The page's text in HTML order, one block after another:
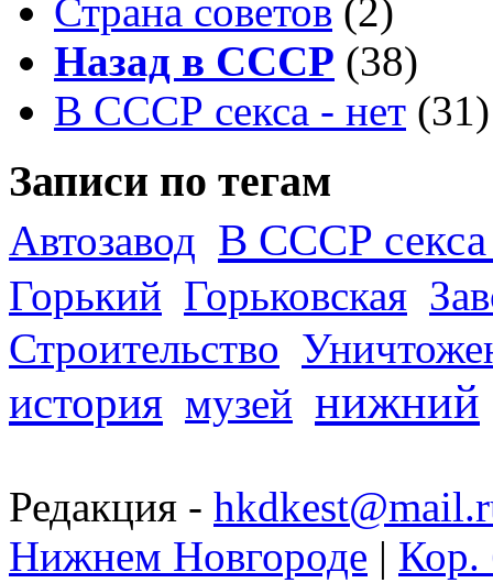
Страна советов (2)
Назад в СССР (38)
В СССР секса - нет (31)
Записи по тегам
Автозавод В СССР секса
Горький Горьковская
Строительство
история музей нижний
Редакция -
Нижнем Новгороде | Кор.